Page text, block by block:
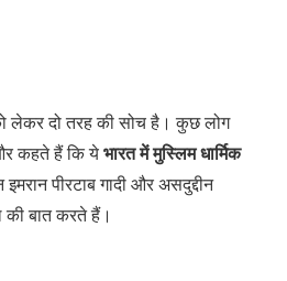
लेकर दो तरह की सोच है। कुछ लोग
कहते हैं कि येभारत में मुस्लिम धार्मिक
पीरटाब गादी और असदुद्दीन
बात करते हैं।